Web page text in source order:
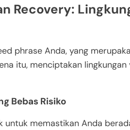
Recovery:
phrase Anda, yang
itu, menciptakan lingkungan
Bebas Risiko
untuk memastikan Anda